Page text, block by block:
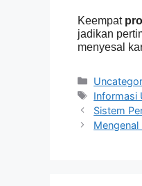
Keempat
jadikan
menyesal
Tags
Informasi
Sistem
Mengenal